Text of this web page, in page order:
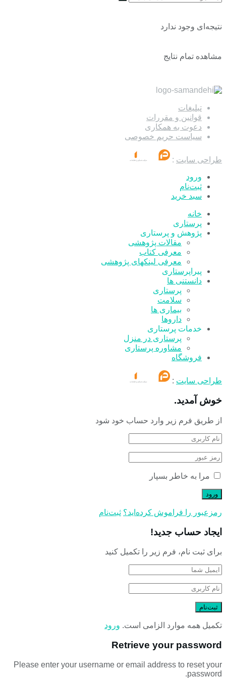
نتیجه‌ای وجود ندارد
مشاهده تمام نتایج
تبلیغات
قوانین و مقررات
دعوت به همکاری
سیاست حریم خصوصی
طراحی سایت :
ورود
ثبت‌نام
سبد خرید
خانه
پرستاری
پژوهش و پرستاری
مقالات پژوهشی
معرفی کتاب
معرفی لینکهای پژوهشی
پیراپرستاری
دانستنی ها
پرستاری
سلامت
بیماری ها
داروها
خدمات پرستاری
پرستاری در منزل
مشاوره پرستاری
فروشگاه
طراحی سایت :
خوش آمدید.
از طریق فرم زیر وارد حساب خود شود
مرا به خاطر بسپار
رمز‌عبور را فراموش کرده‌اید؟ ثبت‌نام
ایجاد حساب جدید!
برای ثبت نام، فرم زیر را تکمیل کنید
تکمیل همه موارد الزامی است. ورود
Retrieve your password
Please enter your username or email address to reset your
password.